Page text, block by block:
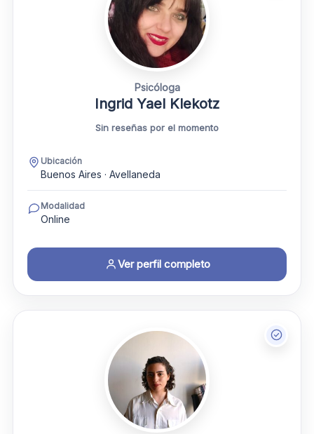
Psicóloga
Ingrid Yael Klekotz
Sin reseñas por el momento
Ubicación
Buenos Aires · Avellaneda
Modalidad
Online
Ver perfil completo